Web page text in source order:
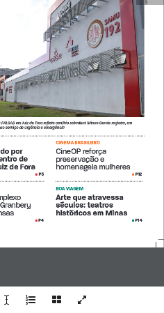
por
de
de Fora
CineOP reforça
preservação e
homenageia mulheres
Arte que atravessa
séculos: teatros
históricos em Minas
CINEMA BRASILEIRO
BOA VIAGEM
• P5 • P12
• P4 • P14
FALSAS em Juiz de Fora reflete cenário estadual: Minas Gerais registra, em
serviço de urgência e emergência